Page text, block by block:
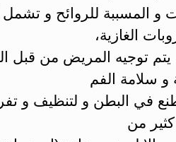
و المسببة للروائح و
الغازية،
توجيه المريض من قبل
و سلامة الفم
في البطن و لتنظيف و
كثير من